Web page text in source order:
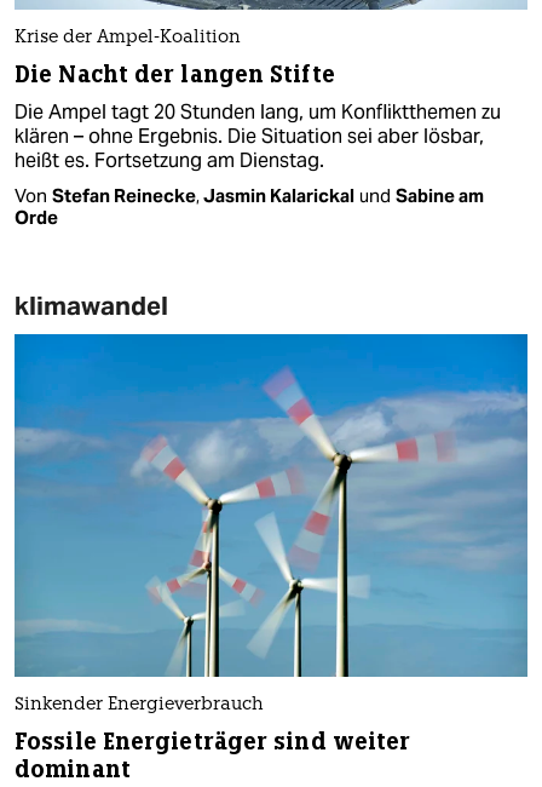
Krise der Ampel-Koalition
Die Nacht der langen Stifte
Die Ampel tagt 20 Stunden lang, um Konfliktthemen zu
klären – ohne Ergebnis. Die Situation sei aber lösbar,
heißt es. Fortsetzung am Dienstag.
Von Stefan Reinecke,Jasmin Kalarickal und Sabine am
Orde
klimawandel
Sinkender Energieverbrauch
Fossile Energieträger sind weiter
dominant